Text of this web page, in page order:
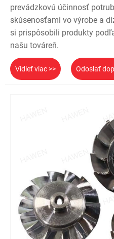
prevádzkovú účinnosť
skúsenosťami vo výrobe a
si prispôsobili produkty
našu továreň.
Vidieť viac >> Odoslať